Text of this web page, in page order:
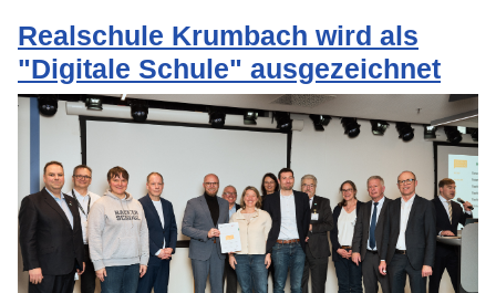
Realschule Krumbach wird als
"Digitale Schule" ausgezeichnet